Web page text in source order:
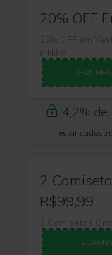
20% OFF
20% OFF em
e Nike
4,2%
estar
2
R$99,99
2 Camisetas